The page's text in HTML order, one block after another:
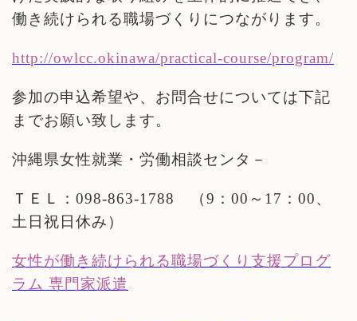
働き続けられる職場づくりにつながります。
http://owlcc.okinawa/practical-course/program/
参加の申込希望や、お問合せについては下記
までお願い致します。
沖縄県女性就業・労働相談センタ－
ＴＥＬ： 098-863-1788 （9 ： 00 ～ 17 ： 00、
土日祝日休み）
女性が働き続けられる職場づくり支援プログ
ラム 専門家派遣